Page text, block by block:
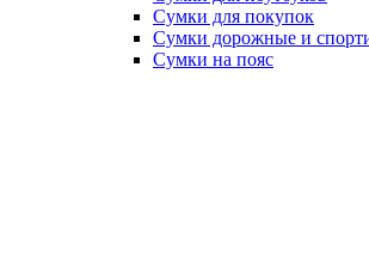
Сумки для покупок
Сумки дорожные и
Сумки на пояс